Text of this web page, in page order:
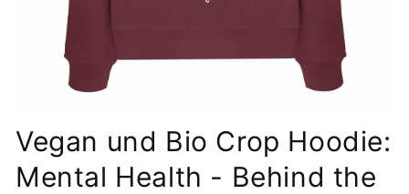
in
Modal
öffnen
Vegan und Bio Crop Hoodie:
Mental Health - Behind the